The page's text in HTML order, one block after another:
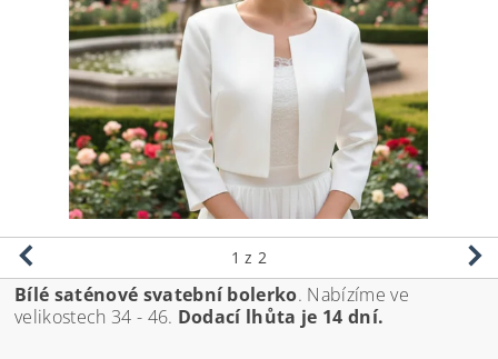
1 z 2
Bílé saténové svatební bolerko. Nabízíme ve
velikostech 34 - 46. Dodací lhůta je 14 dní.